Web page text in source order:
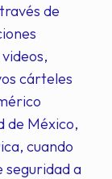
de
cárteles
de México,
cuando
seguridad a